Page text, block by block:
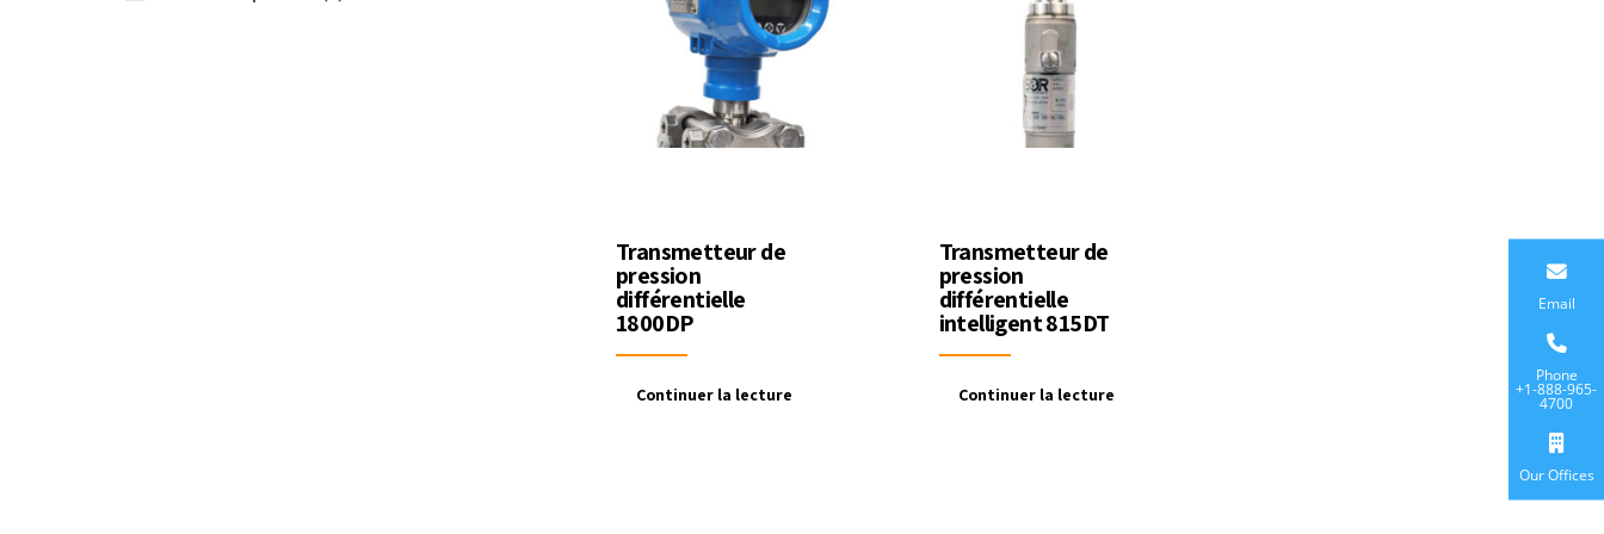
Transmetteur de
pression
différentielle
1800DP
Continuer la lecture
Transmetteur de
pression
différentielle
intelligent 815DT
Continuer la lecture
Email
Phone
+1-888-965-
4700
Our Offices